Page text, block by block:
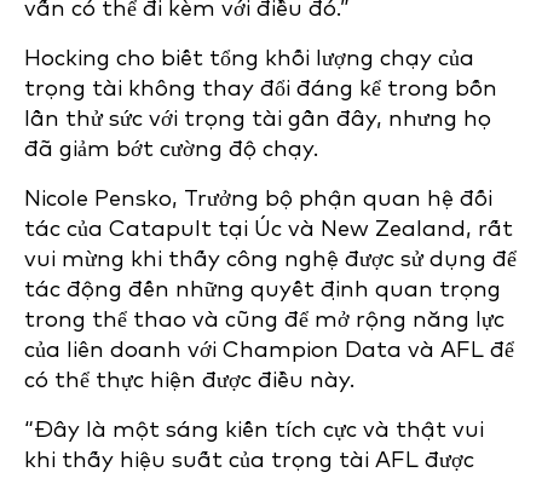
vấn có thể đi kèm với điều đó.”
Hocking cho biết tổng khối lượng chạy của
trọng tài không thay đổi đáng kể trong bốn
lần thử sức với trọng tài gần đây, nhưng họ
đã giảm bớt cường độ chạy.
Nicole Pensko, Trưởng bộ phận quan hệ đối
tác của Catapult tại Úc và New Zealand, rất
vui mừng khi thấy công nghệ được sử dụng để
tác động đến những quyết định quan trọng
trong thể thao và cũng để mở rộng năng lực
của liên doanh với Champion Data và AFL để
có thể thực hiện được điều này.
“Đây là một sáng kiến tích cực và thật vui
khi thấy hiệu suất của trọng tài AFL được